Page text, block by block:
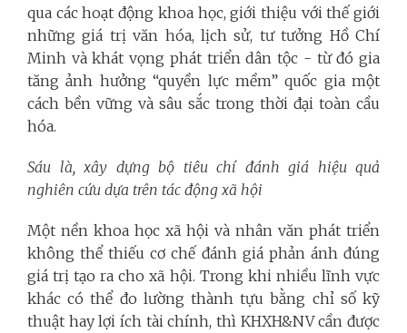
qua các hoạt động khoa học, giới thiệu với thế giới
những giá trị văn hóa, lịch sử, tư tưởng Hồ Chí
Minh và khát vọng phát triển dân tộc - từ đó gia
tăng ảnh hưởng “quyền lực mềm” quốc gia một
cách bền vững và sâu sắc trong thời đại toàn cầu
hóa.
Sáu là, xây dựng bộ tiêu chí đánh giá hiệu quả
nghiên cứu dựa trên tác động xã hội
Một nền khoa học xã hội và nhân văn phát triển
không thể thiếu cơ chế đánh giá phản ánh đúng
giá trị tạo ra cho xã hội. Trong khi nhiều lĩnh vực
khác có thể đo lường thành tựu bằng chỉ số kỹ
thuật hay lợi ích tài chính, thì KHXH&NV cần được